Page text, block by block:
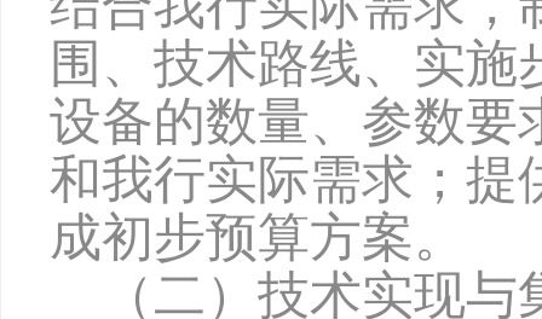
围、技术路线、实
设备的数量、参数要
和我行实际需求 ； 提
成初步预算方案。
（二）技术实现